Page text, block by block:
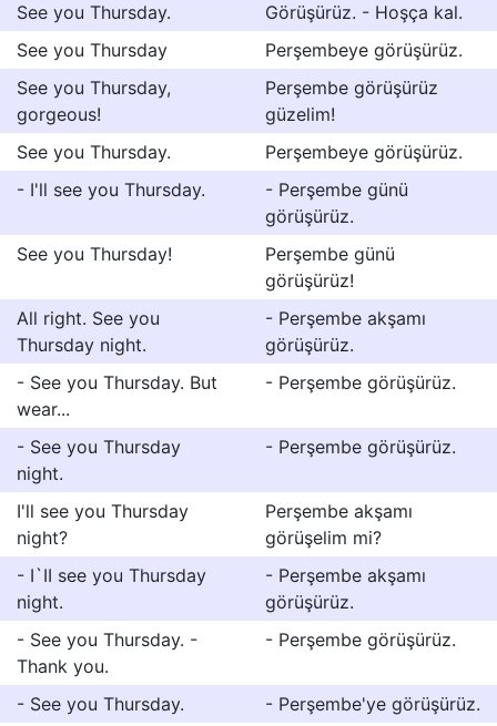
See you Thursday.
Görüşürüz. - Hoşça kal.
See you Thursday
Perşembeye görüşürüz.
See you Thursday,
gorgeous!
Perşembe görüşürüz
güzelim!
See you Thursday.
Perşembeye görüşürüz.
- I'll see you Thursday.
- Perşembe günü
görüşürüz.
See you Thursday!
Perşembe günü
görüşürüz!
All right. See you
Thursday night.
- Perşembe akşamı
görüşürüz.
- See you Thursday. But
wear...
- Perşembe görüşürüz.
- See you Thursday
night.
- Perşembe görüşürüz.
I'll see you Thursday
night?
Perşembe akşamı
görüşelim mi?
- I`II see you Thursday
night.
- Perşembe akşamı
görüşürüz.
- See you Thursday. -
Thank you.
- Perşembe görüşürüz.
- See you Thursday.
- Perşembe'ye görüşürüz.